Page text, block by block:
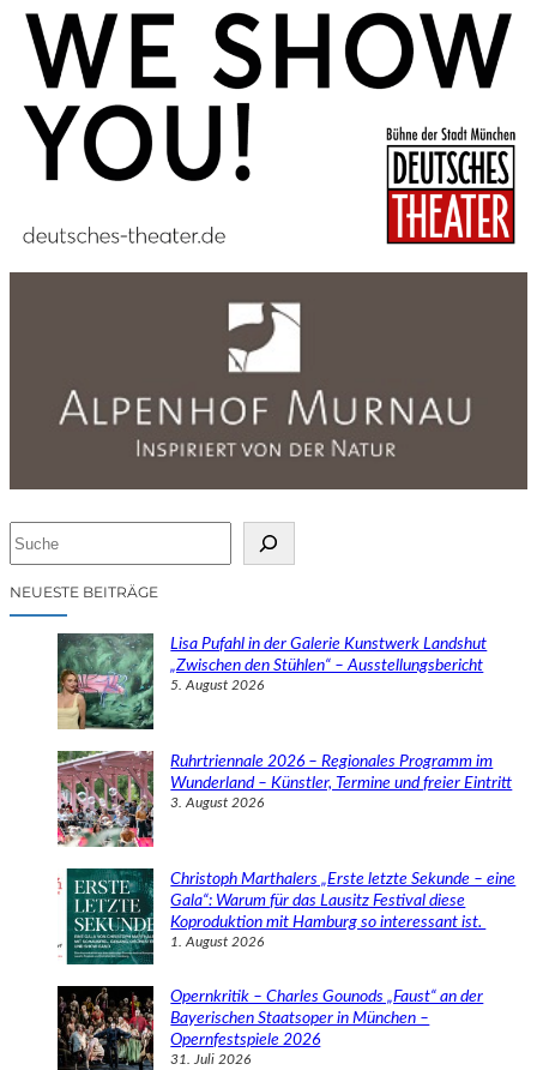
cNEUESTE BEITRÄGE
Lisa Pufahl in der Galerie Kunstwerk Landshut
„Zwischen den Stühlen“ – Ausstellungsbericht
5. August 2026
Ruhrtriennale 2026 – Regionales Programm im
Wunderland – Künstler, Termine und freier Eintritt
3. August 2026
Christoph Marthalers „Erste letzte Sekunde – eine
Gala“: Warum für das Lausitz Festival diese
Koproduktion mit Hamburg so interessant ist.
1. August 2026
Opernkritik – Charles Gounods „Faust“ an der
Bayerischen Staatsoper in München –
Opernfestspiele 2026
31. Juli 2026